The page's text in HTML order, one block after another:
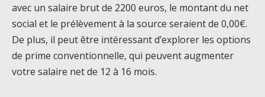
avec un salaire brut de 2200 euros, le montant du net
social et le prélèvement à la source seraient de 0,00€.
De plus, il peut être intéressant d’explorer les options
de prime conventionnelle, qui peuvent augmenter
votre salaire net de 12 à 16 mois.